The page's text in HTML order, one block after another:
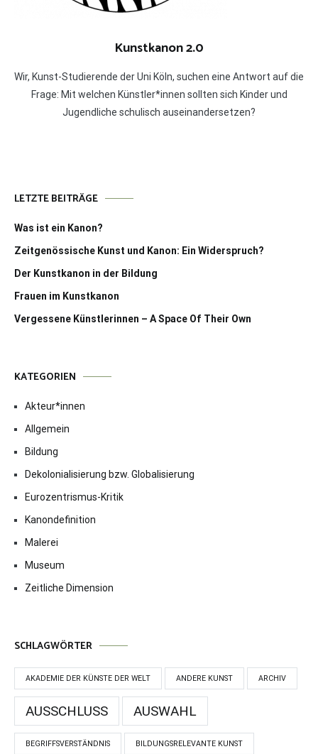
Kunstkanon 2.0
Wir, Kunst-Studierende der Uni Köln, suchen eine Antwort auf die
Frage: Mit welchen Künstler*innen sollten sich Kinder und
Jugendliche schulisch auseinandersetzen?
LETZTE BEITRÄGE
Was ist ein Kanon?
Zeitgenössische Kunst und Kanon: Ein Widerspruch?
Der Kunstkanon in der Bildung
Frauen im Kunstkanon
Vergessene Künstlerinnen – A Space Of Their Own
KATEGORIEN
Akteur*innen
Allgemein
Bildung
Dekolonialisierung bzw. Globalisierung
Eurozentrismus-Kritik
Kanondefinition
Malerei
Museum
Zeitliche Dimension
SCHLAGWÖRTER
AKADEMIE DER KÜNSTE DER WELT ANDERE KUNST ARCHIV
AUSSCHLUSS AUSWAHL
BEGRIFFSVERSTÄNDNIS BILDUNGSRELEVANTE KUNST